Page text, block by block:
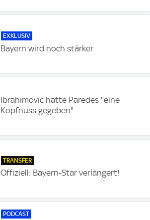
EXKLUSIV
Bayern wird noch stärker
Ibrahimovic hätte Paredes "eine
Kopfnuss gegeben"
TRANSFER
Offiziell: Bayern-Star verlängert!
PODCAST